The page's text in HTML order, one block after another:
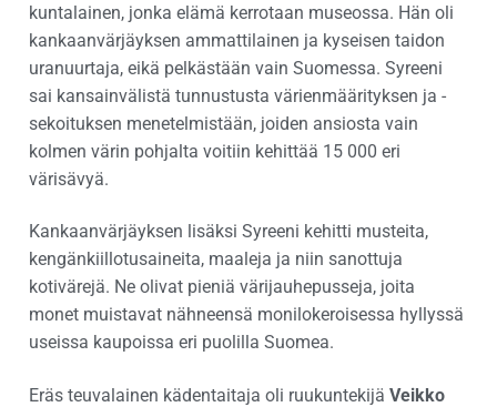
kuntalainen, jonka elämä kerrotaan museossa. Hän oli
kankaanvärjäyksen ammattilainen ja kyseisen taidon
uranuurtaja, eikä pelkästään vain Suomessa. Syreeni
sai kansainvälistä tunnustusta värienmäärityksen ja -
sekoituksen menetelmistään, joiden ansiosta vain
kolmen värin pohjalta voitiin kehittää 15 000 eri
värisävyä.
Kankaanvärjäyksen lisäksi Syreeni kehitti musteita,
kengänkiillotusaineita, maaleja ja niin sanottuja
kotivärejä. Ne olivat pieniä värijauhepusseja, joita
monet muistavat nähneensä monilokeroisessa hyllyssä
useissa kaupoissa eri puolilla Suomea.
Eräs teuvalainen kädentaitaja oli ruukuntekijä Veikko